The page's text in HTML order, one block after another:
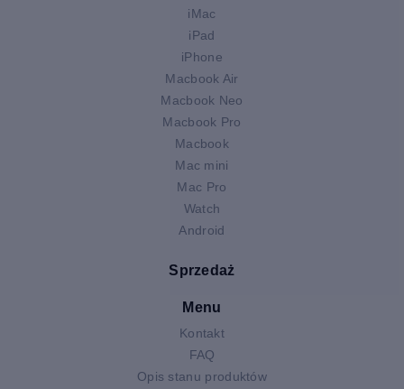
iMac
iPad
iPhone
Macbook Air
Macbook Neo
Macbook Pro
Macbook
Mac mini
Mac Pro
Watch
Android
Sprzedaż
Menu
Kontakt
FAQ
Opis stanu produktów